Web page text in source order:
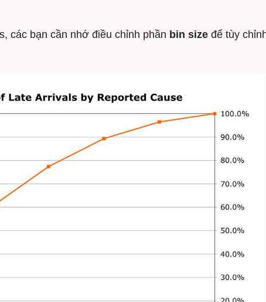
các bạn cần nhớ điều chỉnh phần bin size để tùy